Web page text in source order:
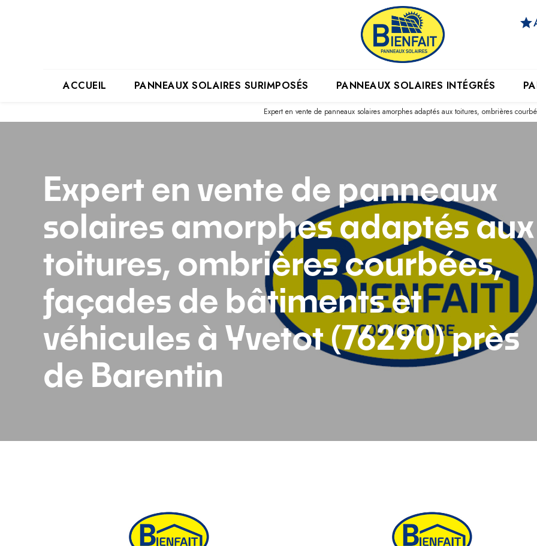
star
ACCUEIL PANNEAUX SOLAIRES SURIMPOSÉS PANNEAUX SOLAIRES INTÉGRÉS
Expert en vente de panneaux solaires amorphes adaptés aux toitures, ombrières
Expert en vente de panneaux
solaires amorphes adaptés aux
toitures, ombrières courbées,
façades de bâtiments et
véhicules à Yvetot (76290) près
de Barentin